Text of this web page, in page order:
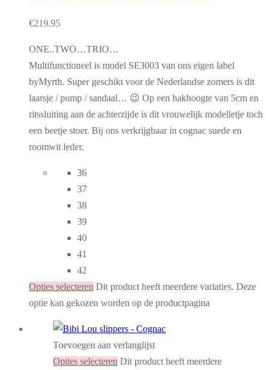
€219.95
ONE..TWO…TRIO…
Multifunctioneel is model SE3003 van ons eigen label
byMyrth. Super geschikt voor de Nederlandse zomers is dit
laarsje / pump / sandaal… 😉 Op een hakhoogte van 5cm en
ritssluiting aan de achterzijde is dit vrouwelijk modelletje toch
een beetje stoer. Bij ons verkrijgbaar in cognac suede en
roomwit leder.
36
37
38
39
40
41
42
Opties selecteren Dit product heeft meerdere variaties. Deze
optie kan gekozen worden op de productpagina
Toevoegen aan verlanglijst
Opties selecteren Dit product heeft meerdere